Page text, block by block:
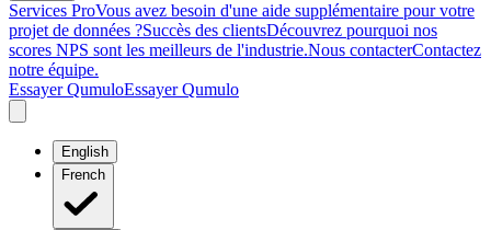
Services ProVous avez besoin d'une aide supplémentaire pour votre
projet de données ?Succès des clientsDécouvrez pourquoi nos
scores NPS sont les meilleurs de l'industrie.Nous contacterContactez
notre équipe.
Essayer QumuloEssayer Qumulo
English
French